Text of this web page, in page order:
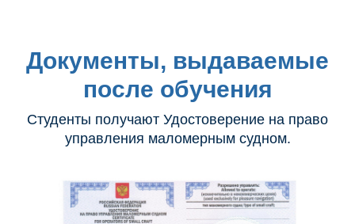
Документы, выдаваемые
после обучения
Студенты получают Удостоверение на право
управления маломерным судном.